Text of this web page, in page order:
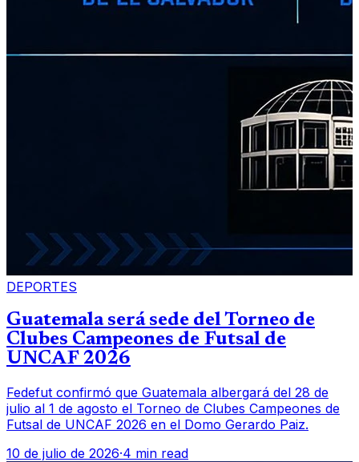
DEPORTES
Guatemala será sede del Torneo de
Clubes Campeones de Futsal de
UNCAF 2026
Fedefut confirmó que Guatemala albergará del 28 de
julio al 1 de agosto el Torneo de Clubes Campeones de
Futsal de UNCAF 2026 en el Domo Gerardo Paiz.
10 de julio de 2026·4 min read